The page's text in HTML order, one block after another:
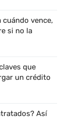
vence,
si no la
que
un crédito
Así